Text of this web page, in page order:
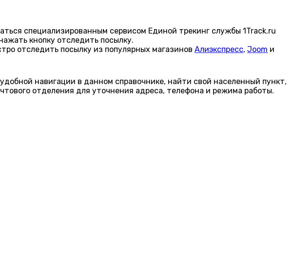
специализированным сервисом Единой трекинг службы 1Track.ru
кнопку отследить посылку.
отследить посылку из популярных магазинов Алиэкспресс, Joom и
навигации в данном справочнике, найти свой населенный пункт,
отделения для уточнения адреса, телефона и режима работы.